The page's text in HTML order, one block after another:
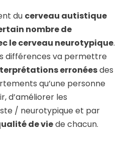
du cerveau autistique
nombre de
le cerveau neurotypique.
différences va permettre
erronéesdes
qu’une personne
d’améliorer les
/ neurotypique et par
de viede chacun.